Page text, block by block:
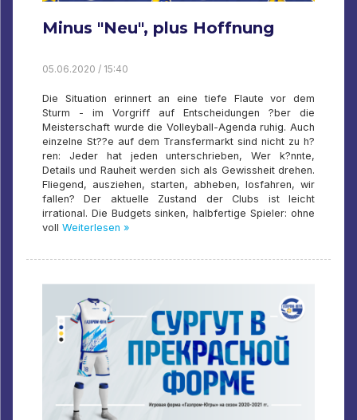
Minus "Neu", plus Hoffnung
05.06.2020 / 15:40
Die Situation erinnert an eine tiefe Flaute vor dem
Sturm - im Vorgriff auf Entscheidungen ?ber die
Meisterschaft wurde die Volleyball-Agenda ruhig. Auch
einzelne St??e auf dem Transfermarkt sind nicht zu h?
ren: Jeder hat jeden unterschrieben, Wer k?nnte,
Details und Rauheit werden sich als Gewissheit drehen.
Fliegend, ausziehen, starten, abheben, losfahren, wir
fallen? Der aktuelle Zustand der Clubs ist leicht
irrational. Die Budgets sinken, halbfertige Spieler: ohne
voll Weiterlesen »